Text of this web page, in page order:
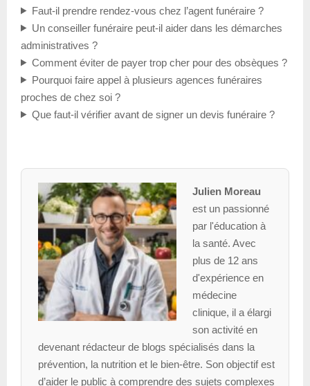
Faut-il prendre rendez-vous chez l’agent funéraire ?
Un conseiller funéraire peut-il aider dans les démarches
administratives ?
Comment éviter de payer trop cher pour des obsèques ?
Pourquoi faire appel à plusieurs agences funéraires
proches de chez soi ?
Que faut-il vérifier avant de signer un devis funéraire ?
Julien Moreau
est un passionné
par l'éducation à
la santé. Avec
plus de 12 ans
d'expérience en
médecine
clinique, il a élargi
son activité en
devenant rédacteur de blogs spécialisés dans la
prévention, la nutrition et le bien-être. Son objectif est
d’aider le public à comprendre des sujets complexes